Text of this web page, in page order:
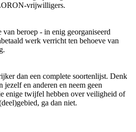
vrijwilligers.
beroep - in enig georganiseerd
werk verricht ten behoeve van
dan een complete soortenlijst. Denk
en anderen en neem geen
enige twijfel hebben over veiligheid of
ga dan niet.